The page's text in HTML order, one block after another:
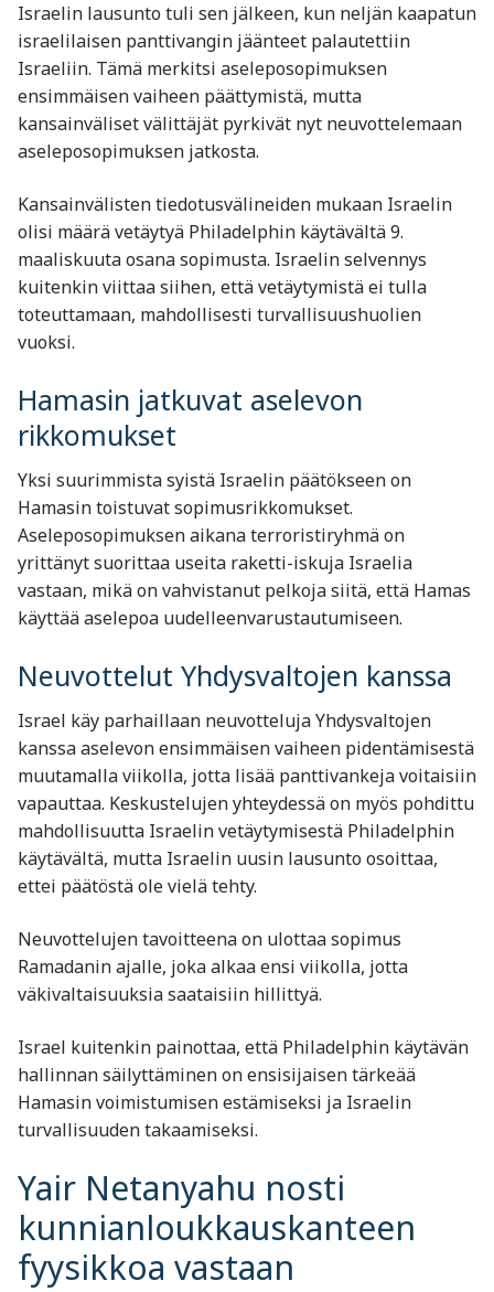
Israelin lausunto tuli sen jälkeen, kun neljän kaapatun
israelilaisen panttivangin jäänteet palautettiin
Israeliin. Tämä merkitsi aseleposopimuksen
ensimmäisen vaiheen päättymistä, mutta
kansainväliset välittäjät pyrkivät nyt neuvottelemaan
aseleposopimuksen jatkosta.
Kansainvälisten tiedotusvälineiden mukaan Israelin
olisi määrä vetäytyä Philadelphin käytävältä 9.
maaliskuuta osana sopimusta. Israelin selvennys
kuitenkin viittaa siihen, että vetäytymistä ei tulla
toteuttamaan, mahdollisesti turvallisuushuolien
vuoksi.
Hamasin jatkuvat aselevon
rikkomukset
Yksi suurimmista syistä Israelin päätökseen on
Hamasin toistuvat sopimusrikkomukset.
Aseleposopimuksen aikana terroristiryhmä on
yrittänyt suorittaa useita raketti-iskuja Israelia
vastaan, mikä on vahvistanut pelkoja siitä, että Hamas
käyttää aselepoa uudelleenvarustautumiseen.
Neuvottelut Yhdysvaltojen kanssa
Israel käy parhaillaan neuvotteluja Yhdysvaltojen
kanssa aselevon ensimmäisen vaiheen pidentämisestä
muutamalla viikolla, jotta lisää panttivankeja voitaisiin
vapauttaa. Keskustelujen yhteydessä on myös pohdittu
mahdollisuutta Israelin vetäytymisestä Philadelphin
käytävältä, mutta Israelin uusin lausunto osoittaa,
ettei päätöstä ole vielä tehty.
Neuvottelujen tavoitteena on ulottaa sopimus
Ramadanin ajalle, joka alkaa ensi viikolla, jotta
väkivaltaisuuksia saataisiin hillittyä.
Israel kuitenkin painottaa, että Philadelphin käytävän
hallinnan säilyttäminen on ensisijaisen tärkeää
Hamasin voimistumisen estämiseksi ja Israelin
turvallisuuden takaamiseksi.
Yair Netanyahu nosti
kunnianloukkauskanteen
fyysikkoa vastaan